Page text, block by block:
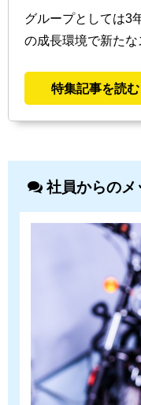
グループとしては3
の成長環境で新たな
特集記事を読む
社員からのメ